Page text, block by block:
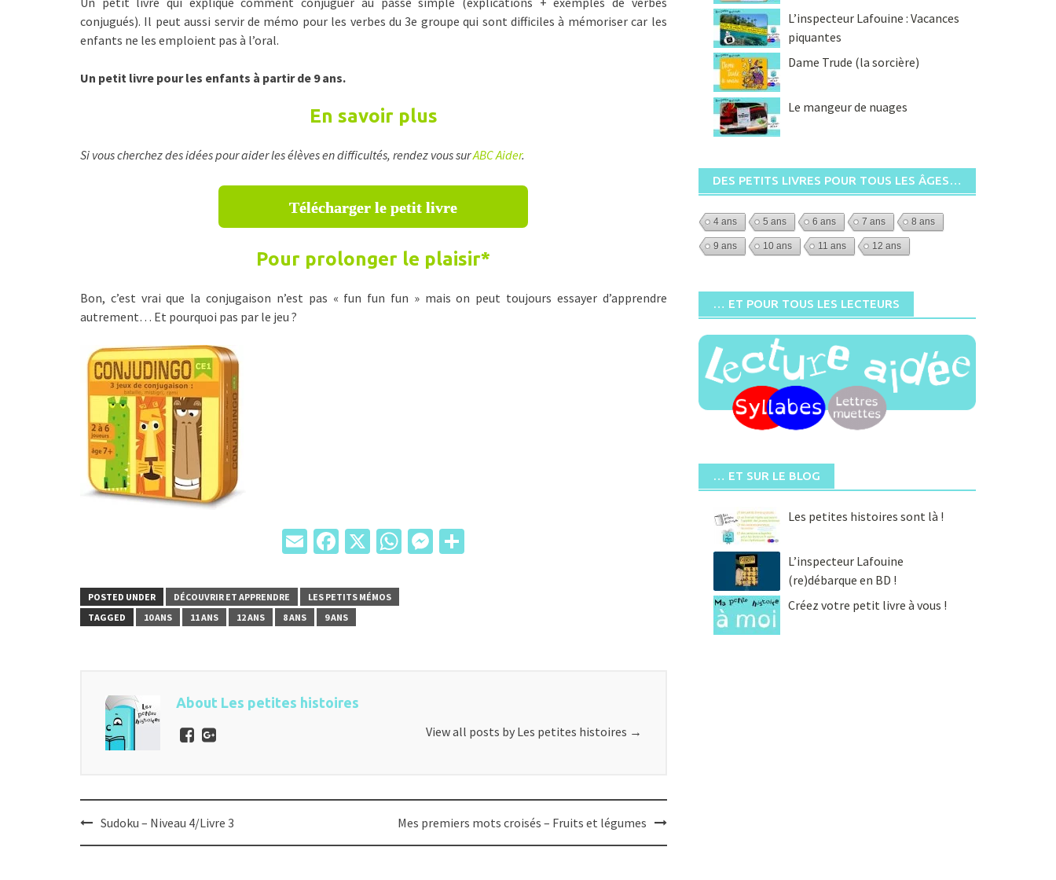
conjugués). Il peut aussi servir de mémo pour les verbes du 3e groupe qui sont difficiles à mémoriser car les
enfants ne les emploient pas à l’oral.
Un petit livre pour les enfants à partir de 9 ans.
En savoir plus
Si vous cherchez des idées pour aider les élèves en difficultés, rendez vous surABC Aider.
Télécharger le petit livre
Pour prolonger le plaisir*
Bon, c’est vrai que la conjugaison n’est pas « fun fun fun » mais on peut toujours essayer d’apprendre
autrement… Et pourquoi pas par le jeu ?
EmailFacebook
X WhatsApp
Messenger
POSTED UNDER DÉCOUVRIR ET APPRENDRE
LES PETITS MÉMOS
TAGGED
10 ANS 11 ANS 12 ANS 8 ANS 9 ANS
About Les petites histoires
View all posts by Les petites histoires →
PostSudoku – Niveau 4/Livre 3 Mes premiers mots croisés – Fruits et légumes
L’inspecteur Lafouine : Vacances
piquantes
Dame Trude (la sorcière)
Le mangeur de nuages
DES PETITS LIVRES POUR TOUS LES ÂGES…
4 ans 5 ans 6 ans 7 ans 8 ans
9 ans 10 ans 11 ans 12 ans
… ET POUR TOUS LES LECTEURS
… ET SUR LE BLOG
Les petites histoires sont là !
L’inspecteur Lafouine
(re)débarque en BD !
Créez votre petit livre à vous !